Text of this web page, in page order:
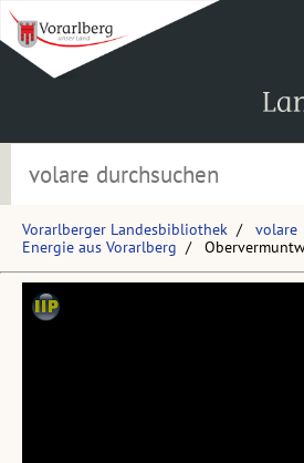
Vorarlberger Landesbibliothek volare
Energie aus Vorarlberg